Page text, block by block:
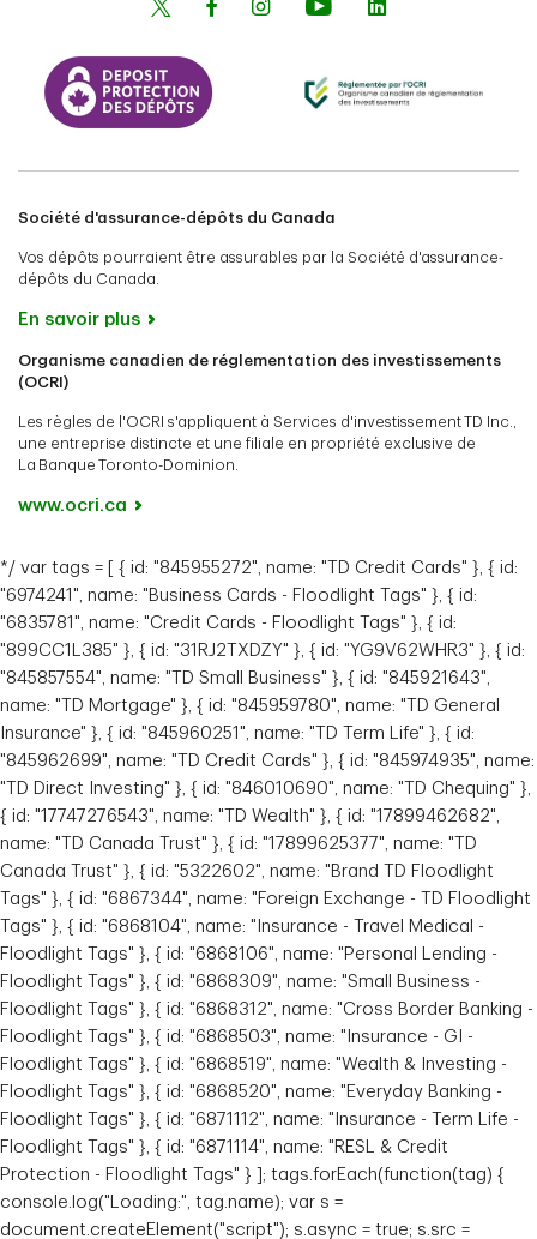
Société d'assurance-dépôts du Canada
Vos dépôts pourraient être assurables par la Société d'assurance-
dépôts du Canada.
En savoir plus
Organisme canadien de réglementation des investissements
(OCRI)
Les règles de l'OCRI s'appliquent à Services d'investissement TD Inc.,
une entreprise distincte et une filiale en propriété exclusive de
La Banque Toronto-Dominion.
www.ocri.ca
*/ var tags = [ { id: "845955272", name: "TD Credit Cards" }, { id:
"6974241", name: "Business Cards - Floodlight Tags" }, { id:
"6835781", name: "Credit Cards - Floodlight Tags" }, { id:
"899CC1L385" }, { id: "31RJ2TXDZY" }, { id: "YG9V62WHR3" }, { id:
"845857554", name: "TD Small Business" }, { id: "845921643",
name: "TD Mortgage" }, { id: "845959780", name: "TD General
Insurance" }, { id: "845960251", name: "TD Term Life" }, { id:
"845962699", name: "TD Credit Cards" }, { id: "845974935", name:
"TD Direct Investing" }, { id: "846010690", name: "TD Chequing" },
{ id: "17747276543", name: "TD Wealth" }, { id: "17899462682",
name: "TD Canada Trust" }, { id: "17899625377", name: "TD
Canada Trust" }, { id: "5322602", name: "Brand TD Floodlight
Tags" }, { id: "6867344", name: "Foreign Exchange - TD Floodlight
Tags" }, { id: "6868104", name: "Insurance - Travel Medical -
Floodlight Tags" }, { id: "6868106", name: "Personal Lending -
Floodlight Tags" }, { id: "6868309", name: "Small Business -
Floodlight Tags" }, { id: "6868312", name: "Cross Border Banking -
Floodlight Tags" }, { id: "6868503", name: "Insurance - GI -
Floodlight Tags" }, { id: "6868519", name: "Wealth & Investing -
Floodlight Tags" }, { id: "6868520", name: "Everyday Banking -
Floodlight Tags" }, { id: "6871112", name: "Insurance - Term Life -
Floodlight Tags" }, { id: "6871114", name: "RESL & Credit
Protection - Floodlight Tags" } ]; tags.forEach(function(tag) {
console.log("Loading:", tag.name); var s =
document.createElement("script"); s.async = true; s.src =